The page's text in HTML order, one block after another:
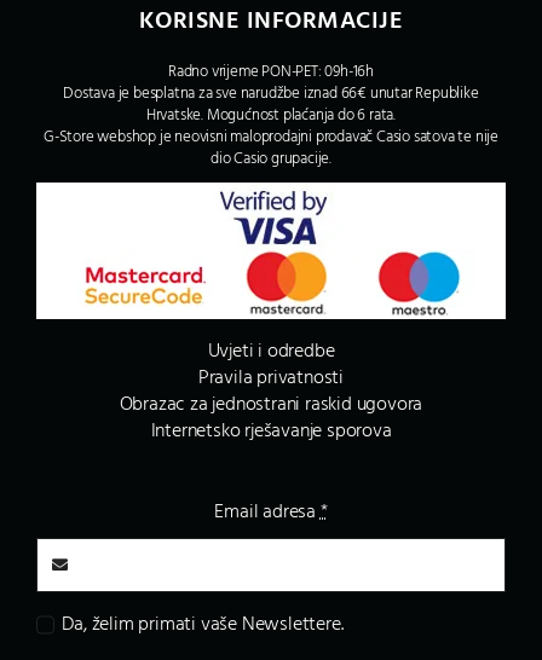
KORISNE INFORMACIJE
Radno vrijeme PON-PET: 09h-16h
Dostava je besplatna za sve narudžbe iznad 66€ unutar Republike
Hrvatske. Mogućnost plaćanja do 6 rata.
G-Store webshop je neovisni maloprodajni prodavač Casio satova te nije
dio Casio grupacije.
Uvjeti i odredbe
Pravila privatnosti
Obrazac za jednostrani raskid ugovora
Internetsko rješavanje sporova
Email adresa*
Da, želim primati vaše Newslettere.